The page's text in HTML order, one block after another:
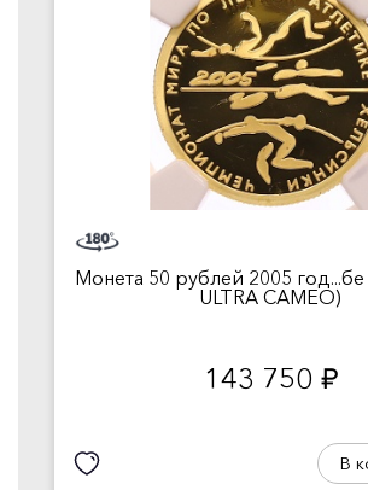
Монета 50 рублей 2005 год...бе
ULTRA CAMEO)
143 750 руб.
В